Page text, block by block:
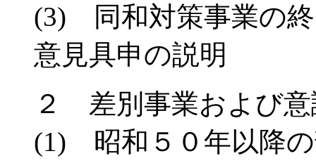
(3) 同和対策事業の
意見具申の説明
２ 差別事業および意
(1) 昭和５０年以降